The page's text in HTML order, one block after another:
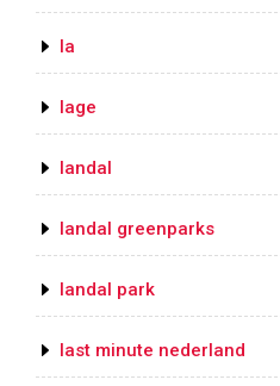
la
lage
landal
landal greenparks
landal park
last minute nederland